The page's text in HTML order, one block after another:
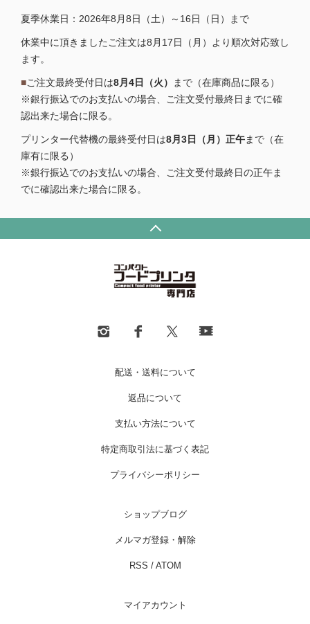
夏季休業日：2026年8月8日（土）～16日（日）まで
休業中に頂きましたご注文は8月17日（月）より順次対応致し
ます。
■ご注文最終受付日は8月4日（火）
まで（在庫商品に限る）
※銀行振込でのお支払いの場合、ご注文受付最終日までに確
認出来た場合に限る。
プリンター代替機の最終受付日は8月3日（月）正午まで（在
庫有に限る）
※銀行振込でのお支払いの場合、ご注文受付最終日の正午ま
でに確認出来た場合に限る。
配送・送料について
返品について
支払い方法について
特定商取引法に基づく表記
プライバシーポリシー
ショップブログ
メルマガ登録・解除
RSS / ATOM
マイアカウント